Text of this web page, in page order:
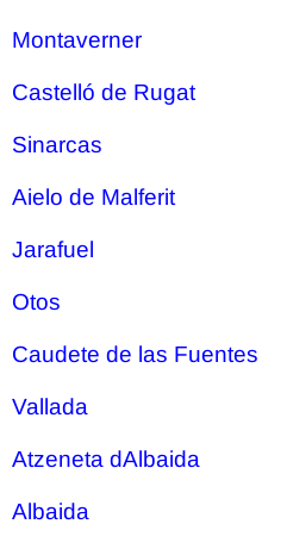
Montaverner
Castelló de Rugat
Sinarcas
Aielo de Malferit
Jarafuel
Otos
Caudete de las Fuentes
Vallada
Atzeneta dAlbaida
Albaida